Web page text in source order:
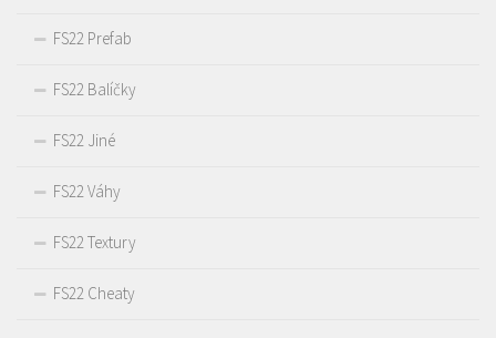
FS22 Prefab
FS22 Balíčky
FS22 Jiné
FS22 Váhy
FS22 Textury
FS22 Cheaty